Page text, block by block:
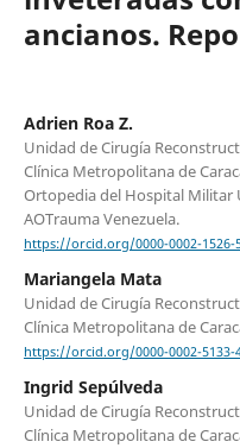
ancianos.
Adrien Roa Z.
Unidad de Cirugía
Clínica Metropolitana de
Ortopedia del Hospital Militar
AOTrauma Venezuela.
https://orcid.org/0000-0002-1526-
Mariangela Mata
Unidad de Cirugía
Clínica Metropolitana de
https://orcid.org/0000-0002-5133-
Ingrid Sepúlveda
Unidad de Cirugía
Clínica Metropolitana de